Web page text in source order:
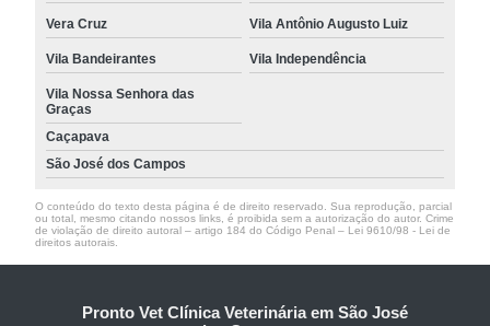
Vera Cruz Vila Antônio Augusto Luiz
Vila Bandeirantes Vila Independência
Vila Nossa Senhora das
Graças
Caçapava
São José dos Campos
O conteúdo do texto desta página é de direito reservado. Sua reprodução, parcial
ou total, mesmo citando nossos links, é proibida sem a autorização do autor. Crime
de violação de direito autoral – artigo 184 do Código Penal – Lei 9610/98 - Lei de
direitos autorais
Pronto Vet Clínica Veterinária em São José